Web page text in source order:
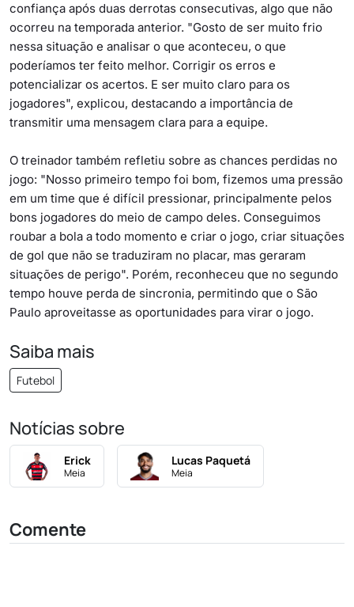
confiança após duas derrotas consecutivas, algo que não
ocorreu na temporada anterior. "Gosto de ser muito frio
nessa situação e analisar o que aconteceu, o que
poderíamos ter feito melhor. Corrigir os erros e
potencializar os acertos. E ser muito claro para os
jogadores", explicou, destacando a importância de
transmitir uma mensagem clara para a equipe.
O treinador também refletiu sobre as chances perdidas no
jogo: "Nosso primeiro tempo foi bom, fizemos uma pressão
em um time que é difícil pressionar, principalmente pelos
bons jogadores do meio de campo deles. Conseguimos
roubar a bola a todo momento e criar o jogo, criar situações
de gol que não se traduziram no placar, mas geraram
situações de perigo". Porém, reconheceu que no segundo
tempo houve perda de sincronia, permitindo que o São
Paulo aproveitasse as oportunidades para virar o jogo.
Saiba mais
Futebol
Notícias sobre
Erick
Meia
Lucas Paquetá
Meia
Comente